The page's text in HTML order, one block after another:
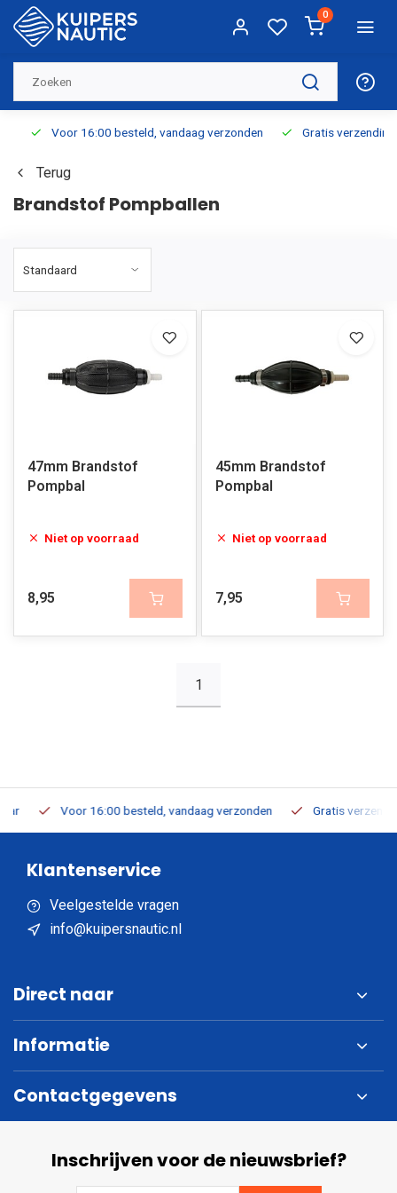
0
Voor 16:00 besteld, vandaag verzonden Gratis verzending
Terug
Brandstof Pompballen
47mm Brandstof
Pompbal
Niet op voorraad
8,95
45mm Brandstof
Pompbal
Niet op voorraad
7,95
1
Voor 16:00 besteld, vandaag verzonden Gratis verzending
Klantenservice
Veelgestelde vragen
info@kuipersnautic.nl
Direct naar
Informatie
Contactgegevens
Inschrijven voor de nieuwsbrief?